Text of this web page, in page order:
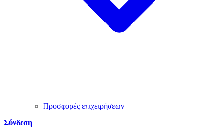
Προσφορές επιχειρήσεων
Σύνδεση